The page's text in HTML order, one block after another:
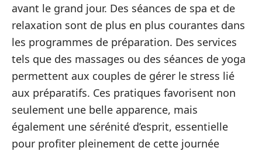
avant le grand jour. Des séances de spa et de
relaxation sont de plus en plus courantes dans
les programmes de préparation. Des services
tels que des massages ou des séances de yoga
permettent aux couples de gérer le stress lié
aux préparatifs. Ces pratiques favorisent non
seulement une belle apparence, mais
également une sérénité d’esprit, essentielle
pour profiter pleinement de cette journée